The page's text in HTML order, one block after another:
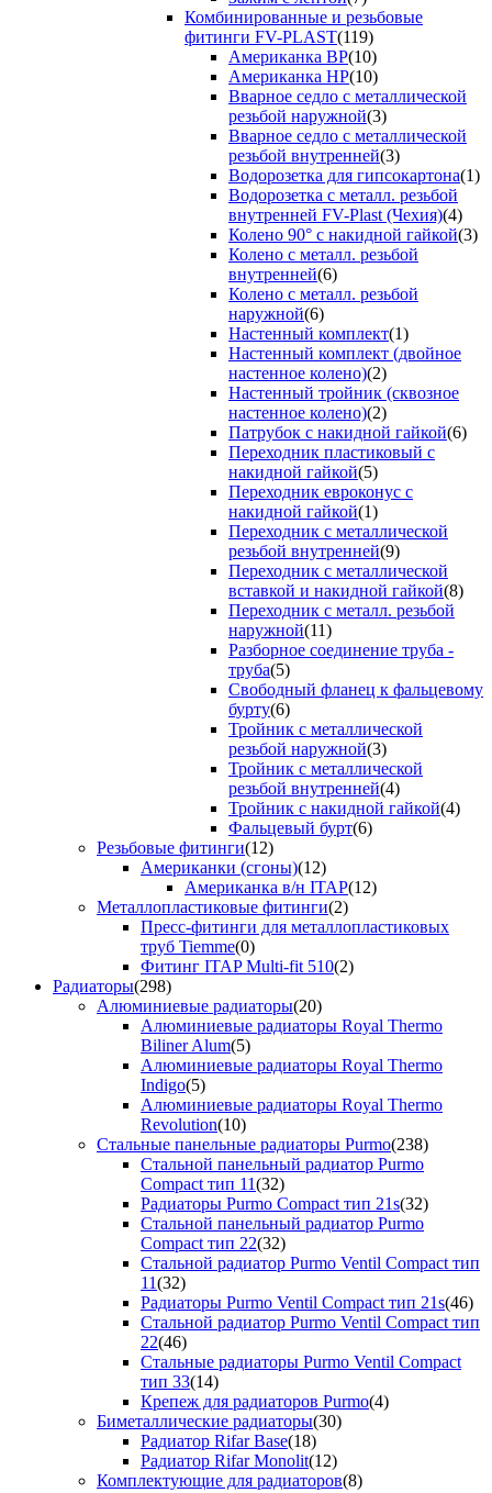
Комбинированные и резьбовые
фитинги FV-PLAST(119)
Американка ВР(10)
Американка НР(10)
Вварное седло с металлической
резьбой наружной(3)
Вварное седло с металлической
резьбой внутренней(3)
Водорозетка для гипсокартона(1)
Водорозетка с металл. резьбой
внутренней FV-Plast (Чехия)(4)
Колено 90° с накидной гайкой(3)
Колено с металл. резьбой
внутренней(6)
Колено с металл. резьбой
наружной(6)
Настенный комплект(1)
Настенный комплект (двойное
настенное колено)(2)
Настенный тройник (сквозное
настенное колено)(2)
Патрубок с накидной гайкой(6)
Переходник пластиковый с
накидной гайкой(5)
Переходник евроконус с
накидной гайкой(1)
Переходник с металлической
резьбой внутренней(9)
Переходник с металлической
вставкой и накидной гайкой(8)
Переходник с металл. резьбой
наружной(11)
Разборное соединение труба -
труба(5)
Свободный фланец к фальцевому
бурту(6)
Тройник с металлической
резьбой наружной(3)
Тройник с металлической
резьбой внутренней(4)
Тройник с накидной гайкой(4)
Фальцевый бурт(6)
Резьбовые фитинги(12)
Американки (сгоны)(12)
Американка в/н ITAP(12)
Металлопластиковые фитинги(2)
Пресс-фитинги для металлопластиковых
труб Tiemme(0)
Фитинг ITAP Multi-fit 510(2)
Радиаторы(298)
Алюминиевые радиаторы(20)
Алюминиевые радиаторы Royal Thermo
Biliner Alum(5)
Алюминиевые радиаторы Royal Thermo
Indigo(5)
Алюминиевые радиаторы Royal Thermo
Revolution(10)
Стальные панельные радиаторы Purmo(238)
Стальной панельный радиатор Purmo
Compact тип 11(32)
Радиаторы Purmo Compact тип 21s(32)
Стальной панельный радиатор Purmo
Compact тип 22(32)
Стальной радиатор Purmo Ventil Compact тип
11(32)
Радиаторы Purmo Ventil Compact тип 21s(46)
Стальной радиатор Purmo Ventil Compact тип
22(46)
Стальные радиаторы Purmo Ventil Compact
тип 33(14)
Крепеж для радиаторов Purmo(4)
Биметаллические радиаторы(30)
Радиатор Rifar Base(18)
Радиатор Rifar Monolit(12)
Комплектующие для радиаторов(8)